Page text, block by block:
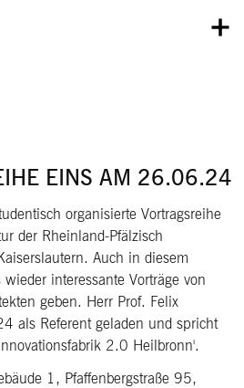
EINS AM 26.06.24
organisierte Vortragsreihe
der Rheinland-Pfälzisch
Auch in diesem
interessante Vorträge von
geben. Herr Prof. Felix
als Referent geladen und spricht
2.0 Heilbronn'.
1, Pfaffenbergstraße 95,